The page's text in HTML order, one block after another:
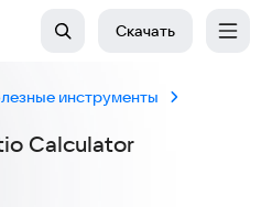
Скачать
инструменты
Calculator